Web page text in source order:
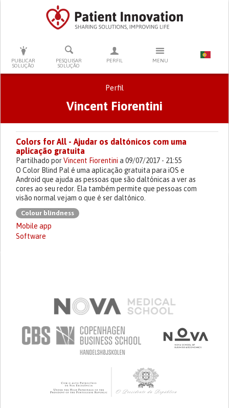
PUBLICAR
SOLUÇÃO
PESQUISAR
SOLUÇÃO
PERFIL MENU
PRESSIONE ENTER PARA PESQUISAR
Perfil
Vincent Fiorentini
Separadores primários
Colors for All - Ajudar os daltónicos com uma
aplicação gratuita
Partilhado porVincent Fiorentini a 09/07/2017 - 21:55
O Color Blind Pal é uma aplicação gratuita para iOS e
Android que ajuda as pessoas que são daltónicas a ver as
cores ao seu redor. Ela também permite que pessoas com
visão normal vejam o que é ser daltónico.
Colour blindness
Mobile app
Software